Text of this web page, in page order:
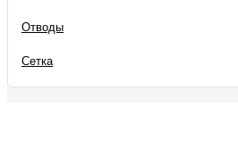
Отводы
Сетка